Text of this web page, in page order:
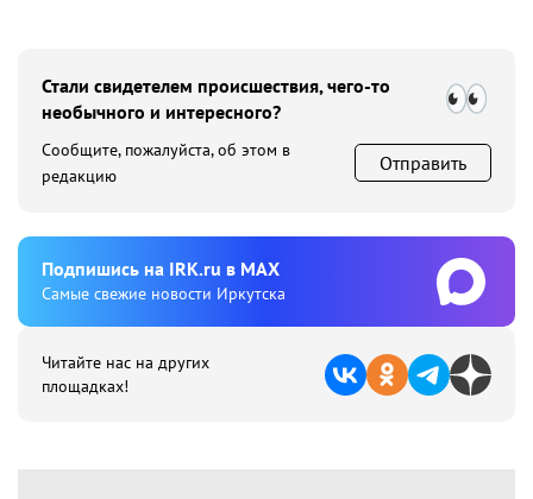
Стали свидетелем происшествия, чего-то
необычного и интересного?
Сообщите, пожалуйста, об этом в
редакцию
Отправить
Подпишиcь на IRK.ru в MAX
Cамые свежие новости Иркутска
Читайте нас на других
площадках!